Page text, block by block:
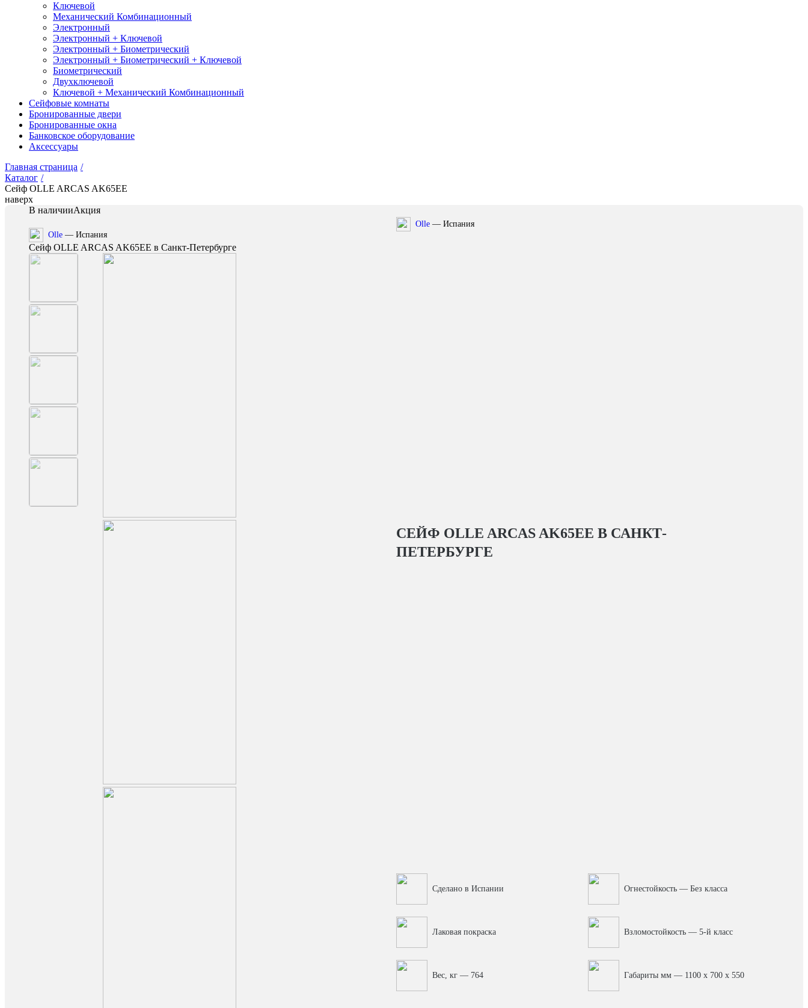
Ключевой
Механический Комбинационный
Электронный
Электронный + Ключевой
Электронный + Биометрический
Электронный + Биометрический + Ключевой
Биометрический
Двухключевой
Ключевой + Механический Комбинационный
Сейфовые комнаты
Бронированные двери
Бронированные окна
Банковское оборудование
Аксессуары
Главная страница /
Каталог /
Сейф OLLE ARCAS AK65EE
наверх
В наличииАкция
Olle — Испания
Сейф OLLE ARCAS AK65EE в Санкт-Петербурге
Olle — Испания
СЕЙФ OLLE ARCAS AK65EE В САНКТ-
ПЕТЕРБУРГЕ
Сделано в Испании Огнестойкость — Без класса
Лаковая покраска Взломостойкость — 5-й класс
Вес, кг — 764 Габариты мм — 1100 x 700 x 550